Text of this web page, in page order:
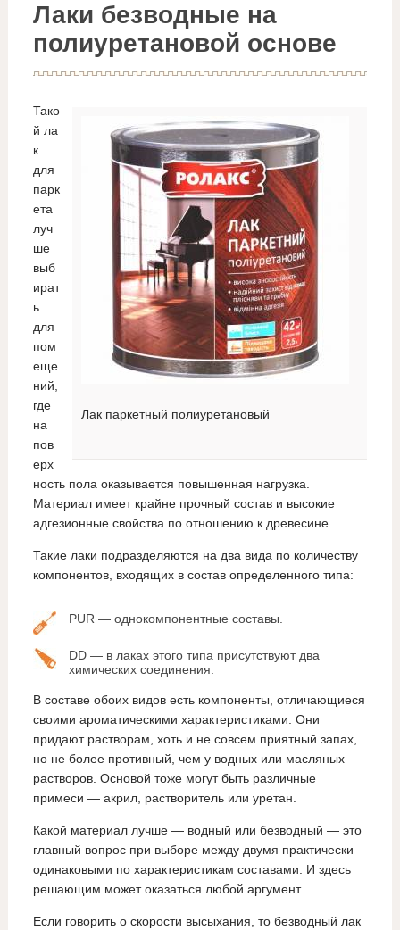
Лаки безводные на
полиуретановой основе
Лак паркетный полиуретановый
Тако
й ла
к
для
парк
ета
луч
ше
выб
ират
ь
для
пом
еще
ний,
где
на
пов
ерх
ность пола оказывается повышенная нагрузка.
Материал имеет крайне прочный состав и высокие
адгезионные свойства по отношению к древесине.
Такие лаки подразделяются на два вида по количеству
компонентов, входящих в состав определенного типа:
PUR — однокомпонентные составы.
DD — в лаках этого типа присутствуют два
химических соединения.
В составе обоих видов есть компоненты, отличающиеся
своими ароматическими характеристиками. Они
придают растворам, хоть и не совсем приятный запах,
но не более противный, чем у водных или масляных
растворов. Основой тоже могут быть различные
примеси — акрил, растворитель или уретан.
Какой материал лучше — водный или безводный — это
главный вопрос при выборе между двумя практически
одинаковыми по характеристикам составами. И здесь
решающим может оказаться любой аргумент.
Если говорить о скорости высыхания, то безводный лак